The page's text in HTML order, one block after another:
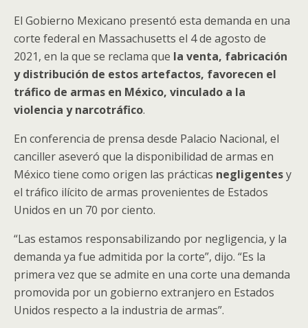
El Gobierno Mexicano presentó esta demanda en una
corte federal en Massachusetts el 4 de agosto de
2021, en la que se reclama que la venta, fabricación
y distribución de estos artefactos, favorecen el
tráfico de armas en México, vinculado a la
violencia y narcotráfico.
En conferencia de prensa desde Palacio Nacional, el
canciller aseveró que la disponibilidad de armas en
México tiene como origen las prácticas negligentesy
el tráfico ilícito de armas provenientes de Estados
Unidos en un 70 por ciento.
“Las estamos responsabilizando por negligencia, y la
demanda ya fue admitida por la corte”, dijo. “Es la
primera vez que se admite en una corte una demanda
promovida por un gobierno extranjero en Estados
Unidos respecto a la industria de armas”.